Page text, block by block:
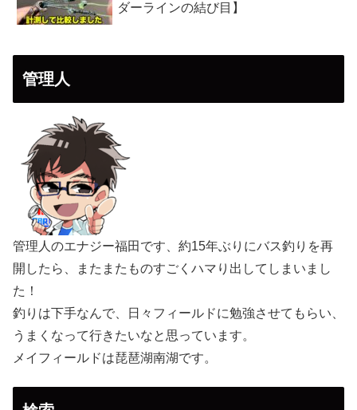
ダーラインの結び目】
管理人
管理人のエナジー福田です、約15年ぶりにバス釣りを再
開したら、またまたものすごくハマり出してしまいまし
た！
釣りは下手なんで、日々フィールドに勉強させてもらい、
うまくなって行きたいなと思っています。
メイフィールドは琵琶湖南湖です。